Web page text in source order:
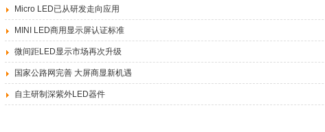
Micro LED已从研发走向应用
MINI LED商用显示屏认证标准
微间距LED显示市场再次升级
国家公路网完善 大屏商显新机遇
自主研制深紫外LED器件